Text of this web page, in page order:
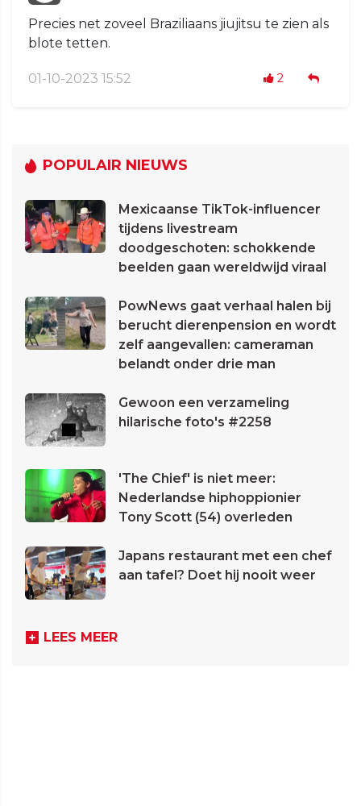
Precies net zoveel Braziliaans jiujitsu te zien als
blote tetten.
01-10-2023 15:52 2
POPULAIR NIEUWS
Mexicaanse TikTok-influencer
tijdens livestream
doodgeschoten: schokkende
beelden gaan wereldwijd viraal
PowNews gaat verhaal halen bij
berucht dierenpension en wordt
zelf aangevallen: cameraman
belandt onder drie man
Gewoon een verzameling
hilarische foto's #2258
'The Chief' is niet meer:
Nederlandse hiphoppionier
Tony Scott (54) overleden
Japans restaurant met een chef
aan tafel? Doet hij nooit weer
LEES MEER